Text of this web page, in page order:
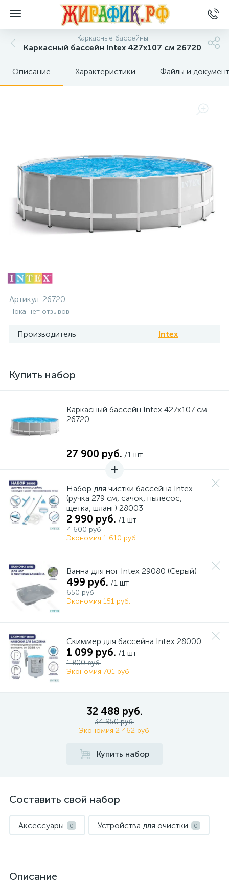
Каркасные бассейны
Каркасный бассейн Intex 427x107 см 26720
Описание Характеристики Файлы и
Артикул: 26720
Пока нет отзывов
Производитель Intex
Купить набор
Каркасный бассейн Intex 427x107 см
26720
27 900 руб. /1 шт
Набор для чистки бассейна Intex
(ручка 279 см, сачок, пылесос,
щетка, шланг) 28003
2 990 руб. /1 шт
4 600 руб.
Экономия 1 610 руб.
Ванна для ног Intex 29080 (Серый)
499 руб. /1 шт
650 руб.
Экономия 151 руб.
Скиммер для бассейна Intex 28000
1 099 руб. /1 шт
1 800 руб.
Экономия 701 руб.
32 488 руб.
34 950 руб.
Экономия 2 462 руб.
Купить набор
Составить свой набор
Аксессуары 0 Устройства для очистки 0
Описание